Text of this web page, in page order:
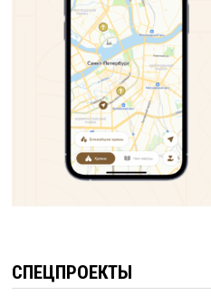
СПЕЦПРОЕКТЫ